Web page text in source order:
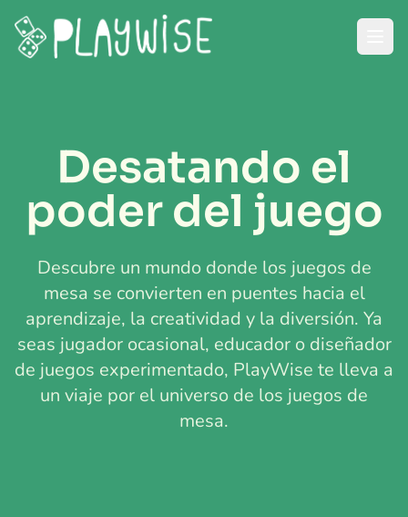
Desatando el
poder del juego
Descubre un mundo donde los juegos de
mesa se convierten en puentes hacia el
aprendizaje, la creatividad y la diversión. Ya
seas jugador ocasional, educador o diseñador
de juegos experimentado, PlayWise te lleva a
un viaje por el universo de los juegos de
mesa.